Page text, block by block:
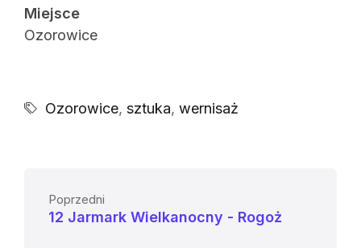
Miejsce
Ozorowice
Ozorowice, sztuka, wernisaż
Poprzedni
12 Jarmark Wielkanocny - Rogoż